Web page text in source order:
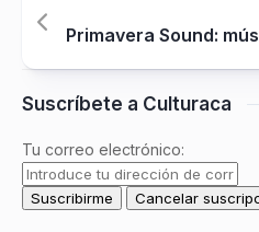
Primavera Sound:
Suscríbete a Culturaca
Tu correo electrónico: